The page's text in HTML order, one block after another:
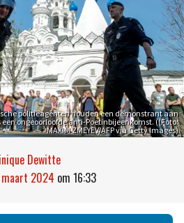
politieagenten houden een demonstrant aan
ongeoorloofde anti-Poetinbijeenkomst. ((Foto:
MAXIM ZMEYEV/AFP via Getty Images)
Dewitte
maart 2024 om 16:33